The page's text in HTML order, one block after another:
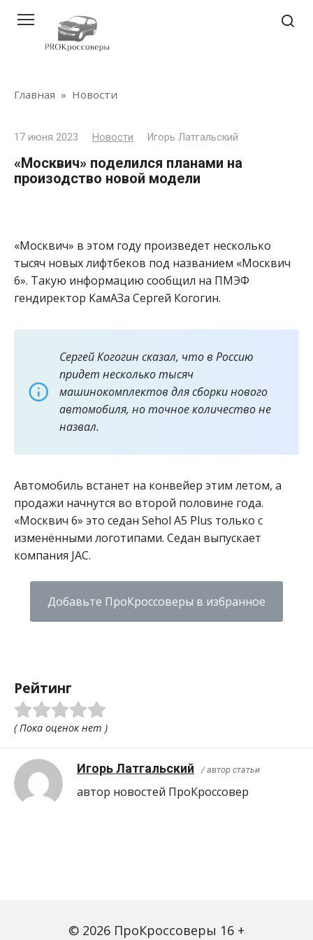
контенту
Главная » Новости
17 июня 2023 Новости Игорь Латгальский
«Москвич» поделился планами на
произодство новой модели
«Москвич» в этом году произведет несколько
тысяч новых лифтбеков под названием «Москвич
6». Такую информацию сообщил на ПМЭФ
гендиректор КамАЗа Сергей Когогин.
Сергей Когогин сказал, что в Россию
придет несколько тысяч
машинокомплектов для сборки нового
автомобиля, но точное количество не
назвал.
Автомобиль встанет на конвейер этим летом, а
продажи начнутся во второй половине года.
«Москвич 6» это седан Sehol A5 Plus только с
изменёнными логотипами. Седан выпускает
компания JAC.
Добавьте ПроКроссоверы в избранное
Рейтинг
( Пока оценок нет )
Игорь Латгальский / автор статьи
автор новостей ПроКроcсовер
© 2026 ПроКроссоверы 16 +